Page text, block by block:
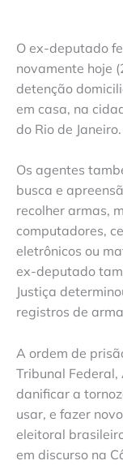
O ex-deputado
novamente hoje
detenção
em casa, na
do Rio de Janeiro.
Os agentes
busca e
recolher armas,
computadores,
eletrônicos ou
ex-deputado
Justiça
registros de
A ordem de
Tribunal
danificar a
usar, e fazer
eleitoral
em discurso na